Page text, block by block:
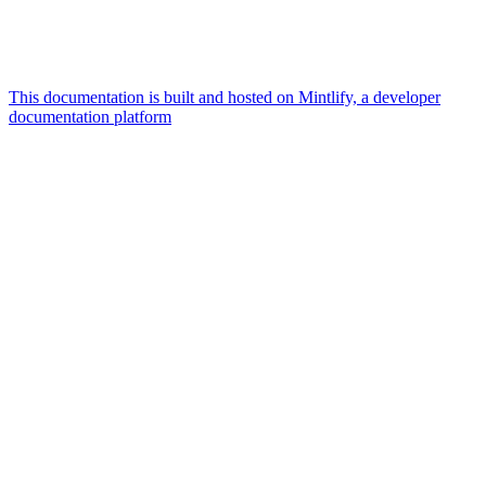
This documentation is built and hosted on Mintlify, a developer
documentation platform